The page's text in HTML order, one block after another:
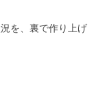
を、裏で作り上げ